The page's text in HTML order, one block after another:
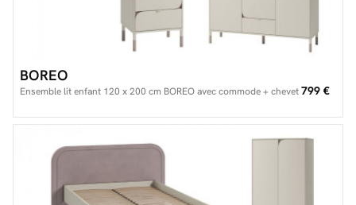
BOREO
Ensemble lit enfant 120 x 200 cm BOREO avec commode + chevet799 €